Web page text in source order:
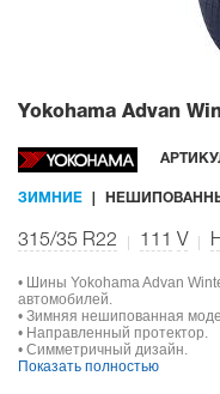
Yokohama Advan
ЗИМНИЕ
315/35 R22 111 V
• Шины Yokohama Advan
автомобилей.
• Зимняя нешипованная
• Направленный протектор.
• Симметричный дизайн.
Показать полностью